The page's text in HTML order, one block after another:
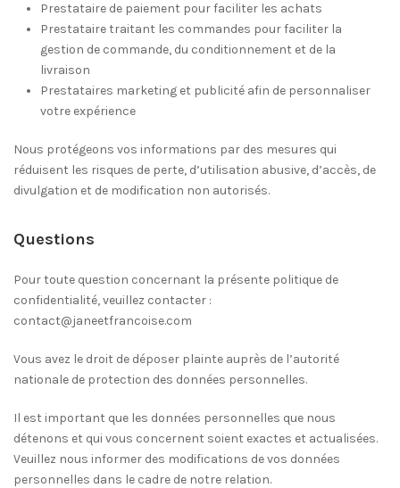
Prestataire de paiement pour faciliter les achats
Prestataire traitant les commandes pour faciliter la
gestion de commande, du conditionnement et de la
livraison
Prestataires marketing et publicité afin de personnaliser
votre expérience
Nous protégeons vos informations par des mesures qui
réduisent les risques de perte, d’utilisation abusive, d’accès, de
divulgation et de modification non autorisés.
Questions
Pour toute question concernant la présente politique de
confidentialité, veuillez contacter :
contact@janeetfrancoise.com
Vous avez le droit de déposer plainte auprès de l’autorité
nationale de protection des données personnelles.
Il est important que les données personnelles que nous
détenons et qui vous concernent soient exactes et actualisées.
Veuillez nous informer des modifications de vos données
personnelles dans le cadre de notre relation.